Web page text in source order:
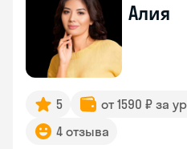
Алия
5 от 1590 ₽ за
4 отзыва